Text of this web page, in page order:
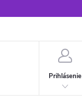
Prihlásenie